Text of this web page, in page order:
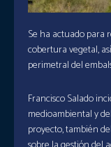
Se ha actuado para
cobertura vegetal,
perimetral del
Francisco Salado
medioambiental y
proyecto, también